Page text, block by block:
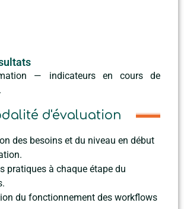
— indicateurs en cours de
d'évaluation
des besoins et du niveau en début
pratiques à chaque étape du
du fonctionnement des workflows